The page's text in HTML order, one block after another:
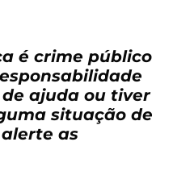
é crime público
ajuda ou tiver
situação de
as